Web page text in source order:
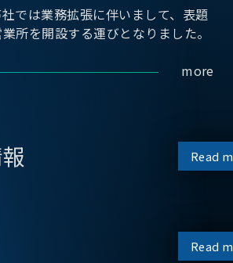
では業務拡張に伴いまして、表題
所を開設する運びとなりました。
more
Read
Read